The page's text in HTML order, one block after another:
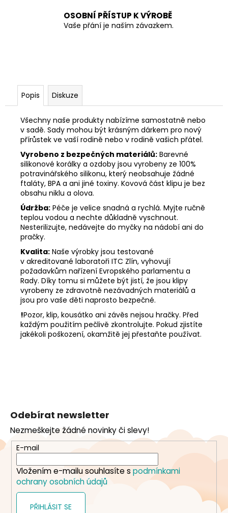
OSOBNÍ PŘÍSTUP K VÝROBĚ
Vaše přání je naším závazkem.
Popis Diskuze
Všechny naše produkty nabízíme samostatně nebo
v sadě. Sady mohou být krásným dárkem pro nový
přírůstek ve vaší rodině nebo v rodině vašich přátel.
Vyrobeno z bezpečných materiálů: Barevné
silikonové korálky a ozdoby jsou vyrobeny ze 100%
potravinářského silikonu, který neobsahuje žádné
ftaláty, BPA a ani jiné toxiny. Kovová část klipu je bez
obsahu niklu a olova.
Údržba: Péče je velice snadná a rychlá. Myjte ručně
teplou vodou a nechte důkladně vyschnout.
Nesterilizujte, nedávejte do myčky na nádobí ani do
pračky.
Kvalita: Naše výrobky jsou testované
v akreditované laboratoři ITC Zlín, vyhovují
požadavkům nařízení Evropského parlamentu a
Rady. Díky tomu si můžete být jistí, že jsou klipy
vyrobeny ze zdravotně nezávadných materiálů a
jsou pro vaše děti naprosto bezpečné.
!Pozor, klip, kousátko ani závěs nejsou hračky. Před
každým použitím pečlivě zkontrolujte. Pokud zjistíte
jakékoli poškození, okamžitě jej přestaňte používat.
a
t
Odebírat newsletter
Nezmeškejte žádné novinky či slevy!
E-mail
Vložením e-mailu souhlasíte s podmínkami
ochrany osobních údajů
PŘIHLÁSIT SE